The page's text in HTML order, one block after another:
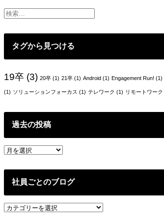
ゲ
シ
ョ
ン
タグから見つける
19卒 (3) 20卒 (1) 21卒 (1) Android (1) Engagement Run! (1)
(1) ソリューションフォーカス (1) テレワーク (1) リモートワーク
過去の投稿
過
の
社員ごとのブログ
社